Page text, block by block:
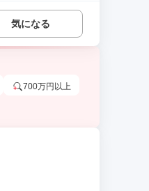
気になる
700万円以上